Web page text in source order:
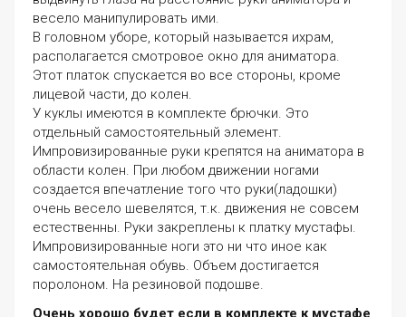
весело манипулировать ими.
В головном уборе, который называется ихрам,
располагается смотровое окно для аниматора.
Этот платок спускается во все стороны, кроме
лицевой части, до колен.
У куклы имеются в комплекте брючки. Это
отдельный самостоятельный элемент.
Импровизированные руки крепятся на аниматора в
области колен. При любом движении ногами
создается впечатление того что руки(ладошки)
очень весело шевелятся, т.к. движения не совсем
естественны. Руки закреплены к платку мустафы.
Импровизированные ноги это ни что иное как
самостоятельная обувь. Объем достигается
поролоном. На резиновой подошве.
Очень хорошо будет если в комплекте к мустафе